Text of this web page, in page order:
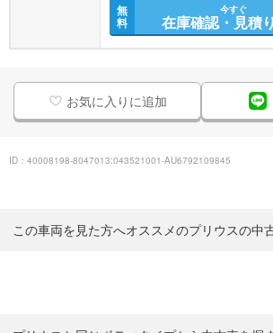
無
料
今すぐ
在庫確認・見積
お気に入りに追加
ID：40008198-8047013:043521001-AU6792109845
この車両を見た方へオススメのプリウスの中